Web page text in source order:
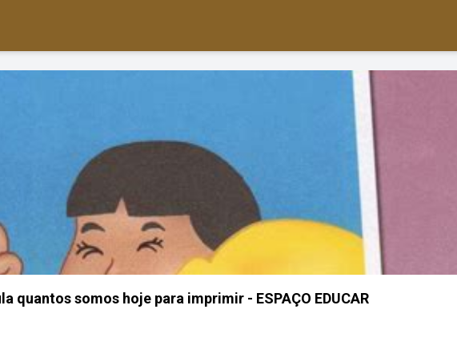
quantos somos hoje para imprimir - ESPAÇO EDUCAR